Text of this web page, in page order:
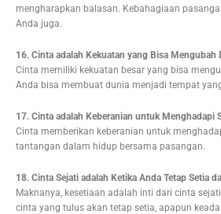
mengharapkan balasan. Kebahagiaan
Anda juga.
16. Cinta adalah Kekuatan yang Bisa Mengubah
Cinta memiliki kekuatan besar yang bisa
Anda bisa membuat dunia menjadi tempat
17. Cinta adalah Keberanian untuk Menghadapi
Cinta memberikan keberanian untuk
tantangan dalam hidup bersama pasangan.
18. Cinta Sejati adalah Ketika Anda Tetap Setia
Maknanya, kesetiaan adalah inti dari cinta
cinta yang tulus akan tetap setia, apapun